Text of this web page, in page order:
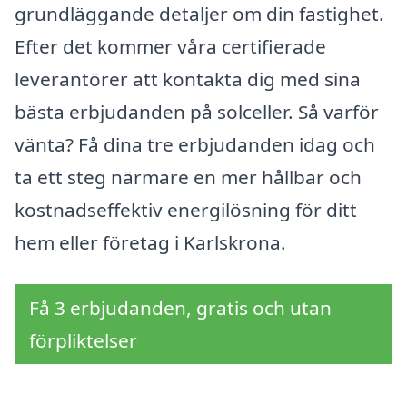
grundläggande detaljer om din fastighet.
Efter det kommer våra certifierade
leverantörer att kontakta dig med sina
bästa erbjudanden på solceller. Så varför
vänta? Få dina tre erbjudanden idag och
ta ett steg närmare en mer hållbar och
kostnadseffektiv energilösning för ditt
hem eller företag i Karlskrona.
Få 3 erbjudanden, gratis och utan
förpliktelser